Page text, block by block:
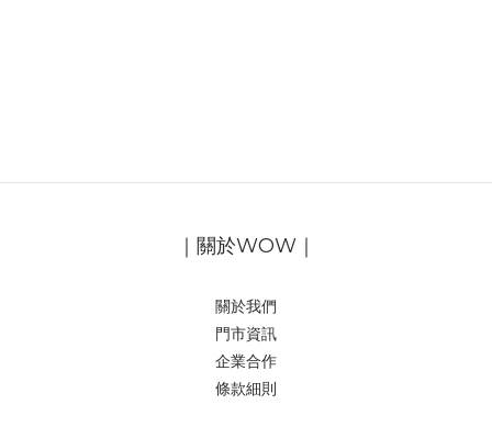
｜關於WOW｜
關於我們
門市資訊
企業合作
條款細則